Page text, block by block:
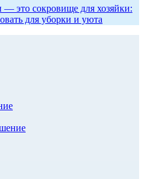
это сокровище для хозяйки:
для уборки и уюта